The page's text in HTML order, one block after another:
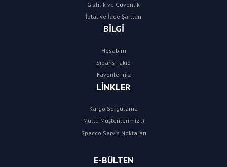
Gizlilik ve Güvenlik
İptal ve İade Şartları
BİLGİ
Hesabım
Sipariş Takip
Favorileriniz
LİNKLER
Kargo Sorgulama
Mutlu Müşterilerimiz :)
Specco Servis Noktaları
E-BÜLTEN